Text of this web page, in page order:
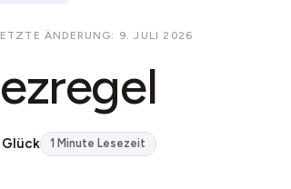
ÄNDERUNG: 9. JULI 2026
1 Minute Lesezeit